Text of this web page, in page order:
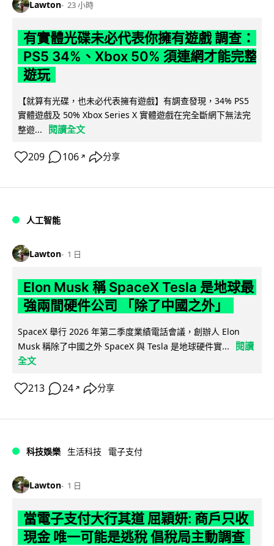
Lawton 23 小時
有實體光碟未必代表你擁有遊戲 調查：
PS5 34%、Xbox 50% 須連網才能完整
遊玩
【就算有光碟，也未必代表擁有遊戲】有調查發現，34% PS5
實體遊戲及 50% Xbox Series X 實體遊戲在完全斷網下無法完
整遊...
閱讀全文
209 106 ↗ 分享
人工智能
Lawton 1 日
Elon Musk 稱 SpaceX Tesla 是地球最
強兩間硬件公司 「除了中國之外」
SpaceX 舉行 2026 年第二季度業績電話會議，創辦人 Elon
Musk 稱除了中國之外 SpaceX 與 Tesla 是地球硬件實...
閱讀
全文
213 24 ↗ 分享
科技娛樂 生活科技 電子支付
Lawton 1 日
當電子支付大行其道 屈穎妍: 商戶只收
現金 唯一可能是逃稅 倡稅局主動調查